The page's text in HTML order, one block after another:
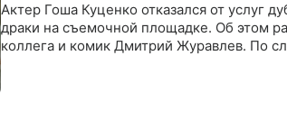
Актер Гоша Куценко отказался от услуг
драки на съемочной площадке. Об этом
коллега и комик Дмитрий Журавлев. По